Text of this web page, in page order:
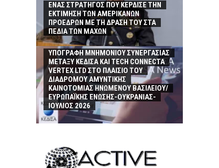
ΕΝΑΣ ΣΤΡΑΤΗΓΟΣ ΠΟΥ ΚΕΡΔΙΣΕ ΤΗΝ
ΕΚΤΙΜΗΣΗ ΤΩΝ ΑΜΕΡΙΚΑΝΩΝ
ΠΡΟΕΔΡΩΝ ΜΕ ΤΗ ΔΡΑΣΗ ΤΟΥ ΣΤΑ
ΠΕΔΙΑ ΤΩΝ ΜΑΧΩΝ
ΥΠΟΓΡΑΦΗ MΝΗΜΟΝΙΟΥ ΣΥΝΕΡΓΑΣΙΑΣ
ΜΕΤΑΞΥ ΚΕΔΙΣΑ ΚΑΙ TECH CONNECTA
VERTEX LTD ΣΤΟ ΠΛΑΙΣΙΟ ΤΟΥ
ΔΙΑΔΡΟΜΟΥ ΑΜΥΝΤΙΚΗΣ
ΚΑΙΝΟΤΟΜΙΑΣ ΗΝΩΜΕΝΟΥ ΒΑΣΙΛΕΙΟΥ/
ΕΥΡΩΠΑΪΚΗΣ ΕΝΩΣΗΣ-ΟΥΚΡΑΝΙΑΣ-
ΙΟΥΛΙΟΣ 2026